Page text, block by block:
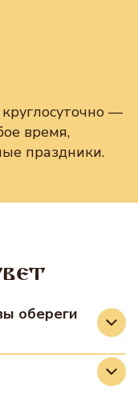
—
время,
праздники.
обереги
защитными